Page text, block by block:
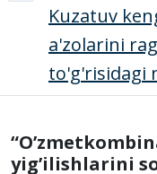
Kuzatuv
a'zolarini
to'g'risidagi
yig’ilishlarini